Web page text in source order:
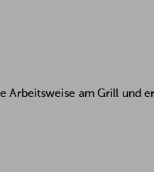
Arbeitsweise am Grill und